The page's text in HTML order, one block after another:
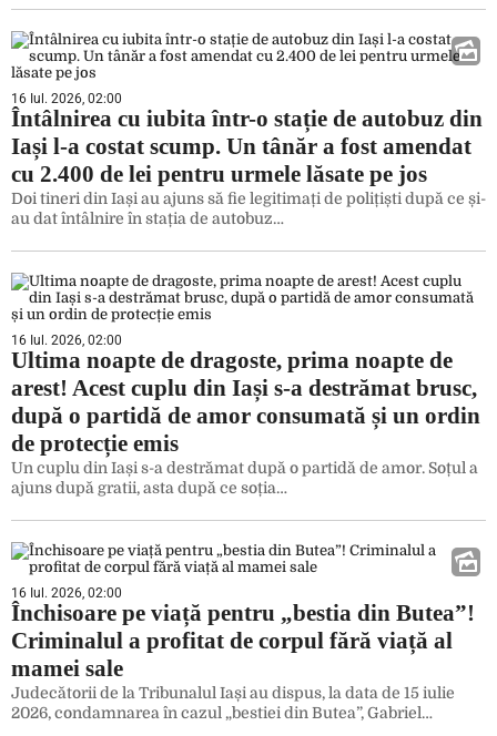
16 Iul. 2026, 02:00
Întâlnirea cu iubita într-o stație de autobuz din
Iași l-a costat scump. Un tânăr a fost amendat
cu 2.400 de lei pentru urmele lăsate pe jos
Doi tineri din Iași au ajuns să fie legitimați de polițiști după ce și-
au dat întâlnire în stația de autobuz…
16 Iul. 2026, 02:00
Ultima noapte de dragoste, prima noapte de
arest! Acest cuplu din Iași s-a destrămat brusc,
după o partidă de amor consumată și un ordin
de protecție emis
Un cuplu din Iași s-a destrămat după o partidă de amor. Soțul a
ajuns după gratii, asta după ce soția…
16 Iul. 2026, 02:00
Închisoare pe viață pentru „bestia din Butea”!
Criminalul a profitat de corpul fără viață al
mamei sale
Judecătorii de la Tribunalul Iași au dispus, la data de 15 iulie
2026, condamnarea în cazul „bestiei din Butea”, Gabriel…